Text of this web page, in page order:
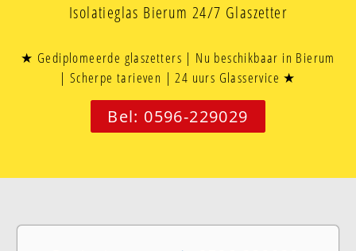
Isolatieglas Bierum 24/7 Glaszetter
★ Gediplomeerde glaszetters | Nu beschikbaar in Bierum
| Scherpe tarieven | 24 uurs Glasservice ★
Bel: 0596-229029